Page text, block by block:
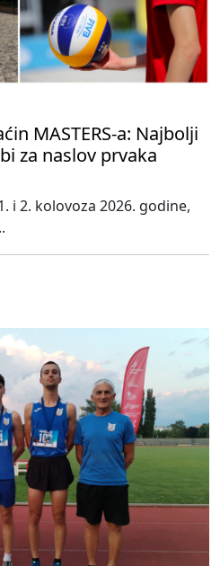
MASTERS-a: Najbolji
za naslov prvaka
i 2. kolovoza 2026. godine,